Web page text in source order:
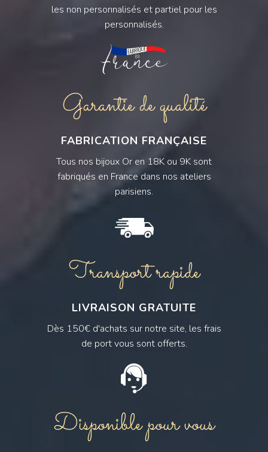
les non personnalisés et partiel pour les
personnalisés.
Garantie de qualité
FABRICATION FRANÇAISE
Tous nos bijoux Or en 18K ou 9K sont
fabriqués en France dans nos ateliers
parisiens.
Transport rapide
LIVRAISON GRATUITE
Dès 150€ d'achats sur notre site, les frais
de port vous sont offerts.
Disponible pour vous